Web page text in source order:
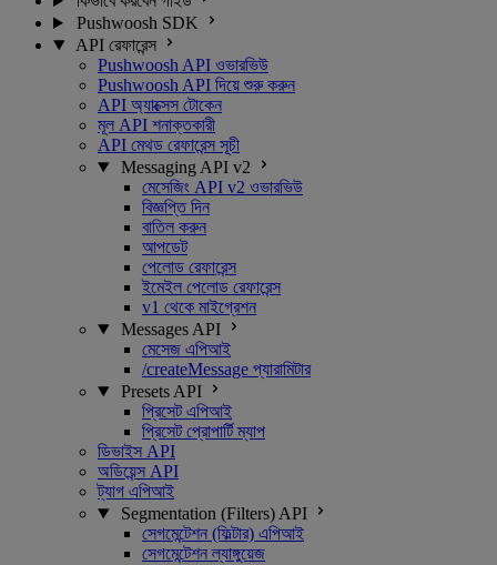
Pushwoosh SDK
API রেফারেন্স
Pushwoosh API ওভারভিউ
Pushwoosh API দিয়ে শুরু করুন
API অ্যাক্সেস টোকেন
মূল API শনাক্তকারী
API মেথড রেফারেন্স সূচী
Messaging API v2
মেসেজিং API v2 ওভারভিউ
বিজ্ঞপ্তি দিন
বাতিল করুন
আপডেট
পেলোড রেফারেন্স
ইমেইল পেলোড রেফারেন্স
v1 থেকে মাইগ্রেশন
Messages API
মেসেজ এপিআই
/createMessage প্যারামিটার
Presets API
প্রিসেট এপিআই
প্রিসেট প্রোপার্টি ম্যাপ
ডিভাইস API
অডিয়েন্স API
ট্যাগ এপিআই
Segmentation (Filters) API
সেগমেন্টেশন (ফিল্টার) এপিআই
সেগমেন্টেশন ল্যাঙ্গুয়েজ